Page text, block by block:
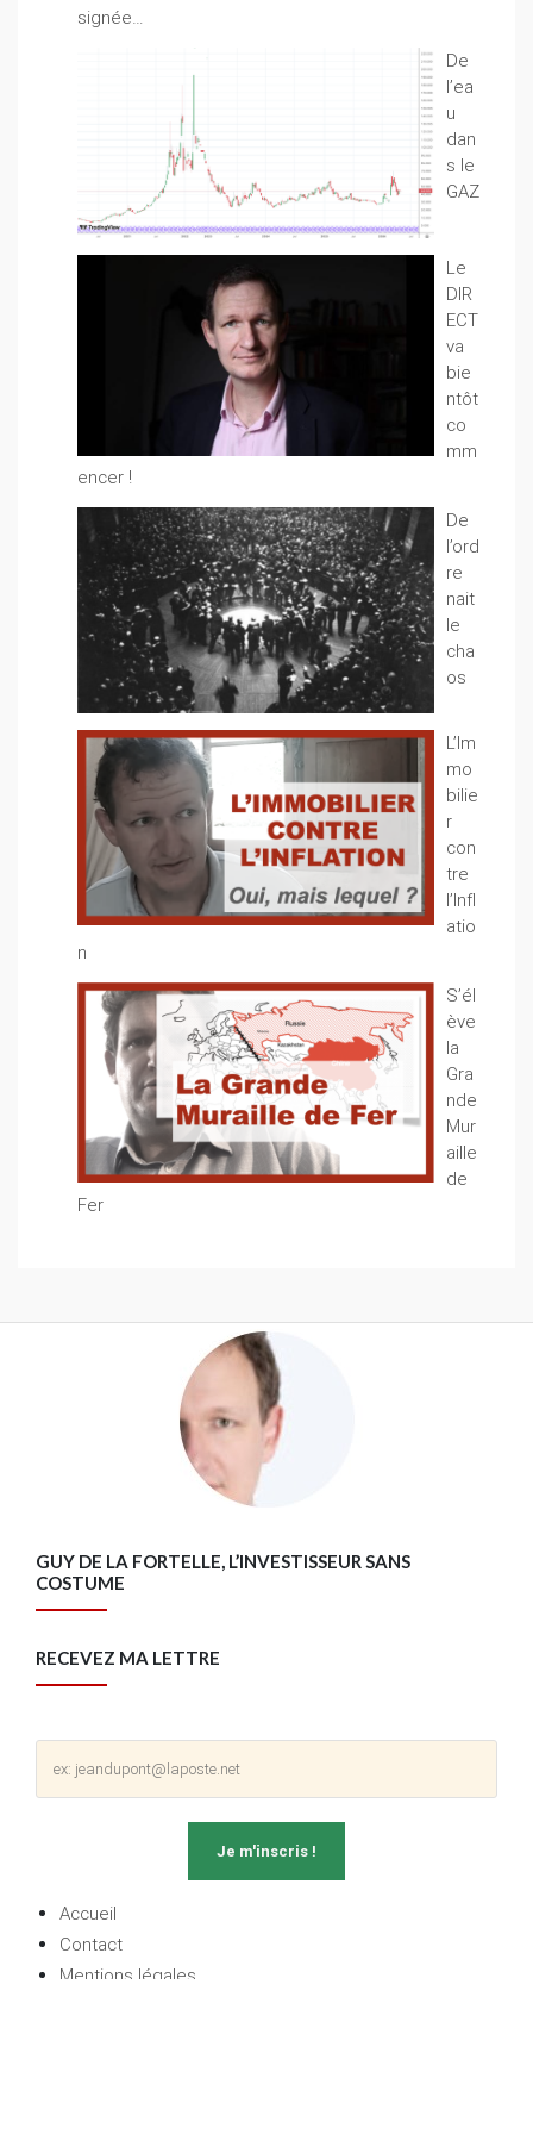
signée…
De
l’ea
u
dan
s le
GAZ
Le
DIR
ECT
va
bie
ntôt
co
mm
encer !
De
l’ord
re
nait
le
cha
os
L’Im
mo
bilie
r
con
tre
l’Infl
atio
n
S’él
ève
la
Gra
nde
Mur
aille
de
Fer
GUY DE LA FORTELLE, L’INVESTISSEUR SANS
COSTUME
RECEVEZ MA LETTRE
Accueil
Contact
Mentions légales